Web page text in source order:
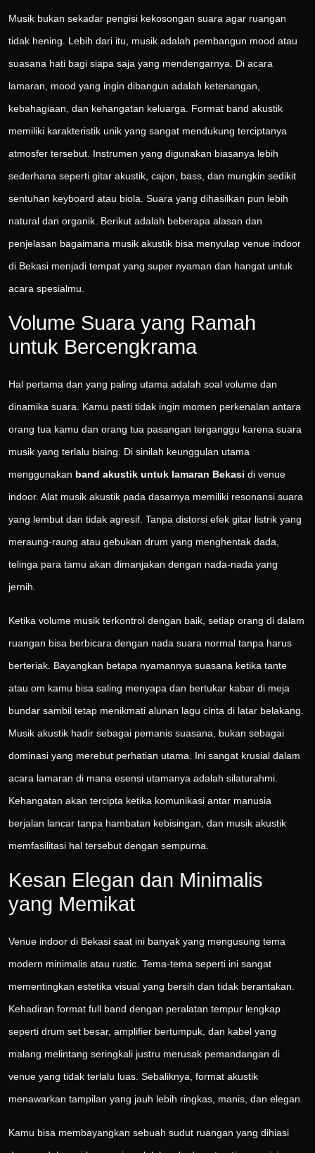
Musik bukan sekadar pengisi kekosongan suara agar ruangan
tidak hening. Lebih dari itu, musik adalah pembangun mood atau
suasana hati bagi siapa saja yang mendengarnya. Di acara
lamaran, mood yang ingin dibangun adalah ketenangan,
kebahagiaan, dan kehangatan keluarga. Format band akustik
memiliki karakteristik unik yang sangat mendukung terciptanya
atmosfer tersebut. Instrumen yang digunakan biasanya lebih
sederhana seperti gitar akustik, cajon, bass, dan mungkin sedikit
sentuhan keyboard atau biola. Suara yang dihasilkan pun lebih
natural dan organik. Berikut adalah beberapa alasan dan
penjelasan bagaimana musik akustik bisa menyulap venue indoor
di Bekasi menjadi tempat yang super nyaman dan hangat untuk
acara spesialmu.
Volume Suara yang Ramah
untuk Bercengkrama
Hal pertama dan yang paling utama adalah soal volume dan
dinamika suara. Kamu pasti tidak ingin momen perkenalan antara
orang tua kamu dan orang tua pasangan terganggu karena suara
musik yang terlalu bising. Di sinilah keunggulan utama
menggunakan band akustik untuk lamaran Bekasi di venue
indoor. Alat musik akustik pada dasarnya memiliki resonansi suara
yang lembut dan tidak agresif. Tanpa distorsi efek gitar listrik yang
meraung-raung atau gebukan drum yang menghentak dada,
telinga para tamu akan dimanjakan dengan nada-nada yang
jernih.
Ketika volume musik terkontrol dengan baik, setiap orang di dalam
ruangan bisa berbicara dengan nada suara normal tanpa harus
berteriak. Bayangkan betapa nyamannya suasana ketika tante
atau om kamu bisa saling menyapa dan bertukar kabar di meja
bundar sambil tetap menikmati alunan lagu cinta di latar belakang.
Musik akustik hadir sebagai pemanis suasana, bukan sebagai
dominasi yang merebut perhatian utama. Ini sangat krusial dalam
acara lamaran di mana esensi utamanya adalah silaturahmi.
Kehangatan akan tercipta ketika komunikasi antar manusia
berjalan lancar tanpa hambatan kebisingan, dan musik akustik
memfasilitasi hal tersebut dengan sempurna.
Kesan Elegan dan Minimalis
yang Memikat
Venue indoor di Bekasi saat ini banyak yang mengusung tema
modern minimalis atau rustic. Tema-tema seperti ini sangat
mementingkan estetika visual yang bersih dan tidak berantakan.
Kehadiran format full band dengan peralatan tempur lengkap
seperti drum set besar, amplifier bertumpuk, dan kabel yang
malang melintang seringkali justru merusak pemandangan di
venue yang tidak terlalu luas. Sebaliknya, format akustik
menawarkan tampilan yang jauh lebih ringkas, manis, dan elegan.
Kamu bisa membayangkan sebuah sudut ruangan yang dihiasi